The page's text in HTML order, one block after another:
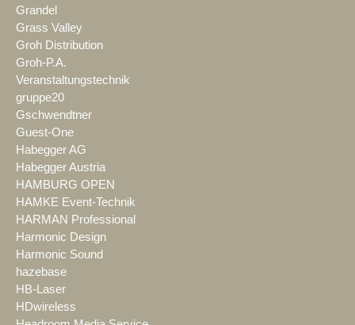
Grandel
Grass Valley
Groh Distribution
Groh-P.A.
Veranstaltungstechnik
gruppe20
Gschwendtner
Guest-One
Habegger AG
Habegger Austria
HAMBURG OPEN
HAMKE Event-Technik
HARMAN Professional
Harmonic Design
Harmonic Sound
hazebase
HB-Laser
HDwireless